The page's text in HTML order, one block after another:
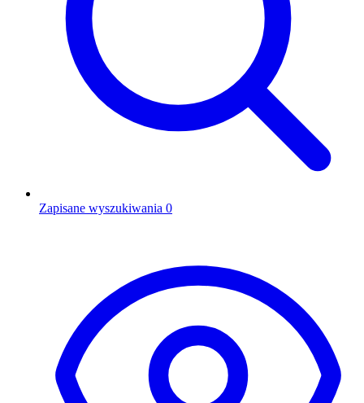
Zapisane wyszukiwania 0